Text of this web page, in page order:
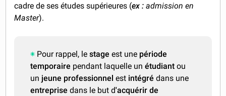
cadre de ses études supérieures (ex : admission en
Master).
Pour rappel, lestageest une période
temporaire pendant laquelle unétudiant ou
un jeune professionnel est intégrédans une
entreprise dans le but d'acquérir de